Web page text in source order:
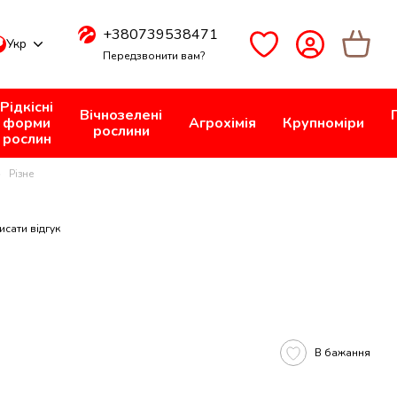
Укр +380739538471
Передзвонити вам?
Рідкісні
форми
рослин
Вічнозелені
рослини
Агрохімія Крупноміри
Різне
відгук
В бажання